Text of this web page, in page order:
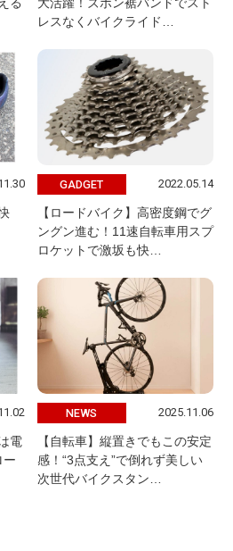
レスなくバイクライド…
GADGET 2022.05.14
【ロードバイク】高密度鋼でグ
ングン進む！11速自転車用スプ
ロケットで激坂も快…
電
ー
NEWS 2025.11.06
【自転車】縦置きでもこの安定
感！“3点支え”で倒れず美しい
次世代バイクスタン…